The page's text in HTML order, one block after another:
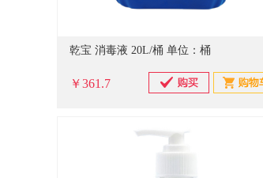
乾宝 消毒液 20L/桶 单位：桶
￥361.7